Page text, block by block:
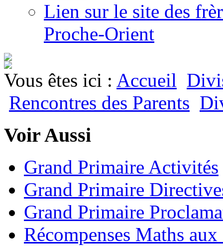
Lien sur le site des
Proche-Orient
Vous êtes ici : Accueil
Rencontres des Parents
Voir Aussi
Grand Primaire Activités
Grand Primaire
Grand Primaire
Récompenses Maths